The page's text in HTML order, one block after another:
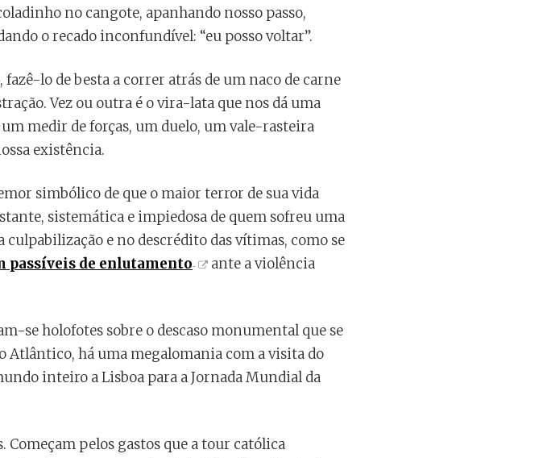
no cangote, apanhando nosso passo,
o recado inconfundível: “eu posso voltar”.
lo de besta a correr atrás de um naco de carne
Vez ou outra é o vira-lata que nos dá uma
medir de forças, um duelo, um vale-rasteira
existência.
simbólico de que o maior terror de sua vida
sistemática e impiedosa de quem sofreu uma
e no descrédito das vítimas, como se
passíveis de enlutamento
ante a violência
se holofotes sobre o descaso monumental que se
Atlântico, há uma megalomania com a visita do
inteiro a Lisboa para a Jornada Mundial da
pelos gastos que a tour católica